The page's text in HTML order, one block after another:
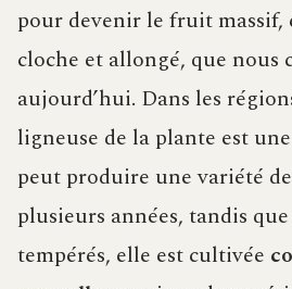
pour devenir le fruit massif,
cloche et allongé, que nous
aujourd’hui. Dans les
ligneuse de la plante est
peut produire une variété
plusieurs années, tandis
tempérés, elle est cultivée